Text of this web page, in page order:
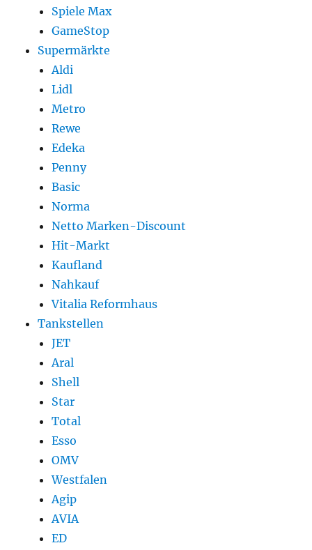
Spiele Max
GameStop
Supermärkte
Aldi
Lidl
Metro
Rewe
Edeka
Penny
Basic
Norma
Netto Marken-Discount
Hit-Markt
Kaufland
Nahkauf
Vitalia Reformhaus
Tankstellen
JET
Aral
Shell
Star
Total
Esso
OMV
Westfalen
Agip
AVIA
ED